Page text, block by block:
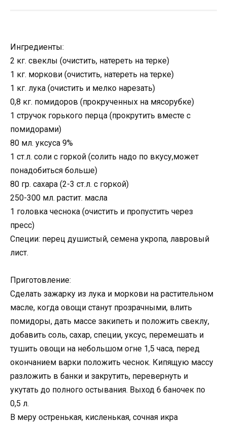
Ингредиенты:
2 кг. свеклы (очистить, натереть на терке)
1 кг. моркови (очистить, натереть на терке)
1 кг. лука (очистить и мелко нарезать)
0,8 кг. помидоров (прокрученных на мясорубке)
1 стручок горького перца (прокрутить вместе с
помидорами)
80 мл. уксуса 9%
1 ст.л. соли с горкой (солить надо по вкусу,может
понадобиться больше)
80 гр. сахара (2-3 ст.л. с горкой)
250-300 мл. растит. масла
1 головка чеснока (очистить и пропустить через
пресс)
Специи: перец душистый, семена укропа, лавровый
лист.
Приготовление:
Сделать зажарку из лука и моркови на растительном
масле, когда овощи станут прозрачными, влить
помидоры, дать массе закипеть и положить свеклу,
добавить соль, сахар, специи, уксус, перемешать и
тушить овощи на небольшом огне 1,5 часа, перед
окончанием варки положить чеснок. Кипящую массу
разложить в банки и закрутить, перевернуть и
укутать до полного остывания. Выход 6 баночек по
0,5 л.
В меру остренькая, кисленькая, сочная икра